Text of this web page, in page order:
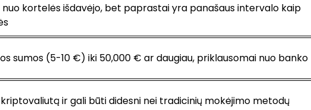
nuo kortelės išdavėjo, bet paprastai yra panašaus intervalo kaip
sumos (5-10 €) iki 50,000 € ar daugiau, priklausomai nuo banko
ir gali būti didesni nei tradicinių mokėjimo metodų